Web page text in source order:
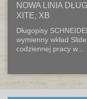
NOWA LINIA
XITE, XB
Długopisy
wymienny wkład
codziennej pracy w...